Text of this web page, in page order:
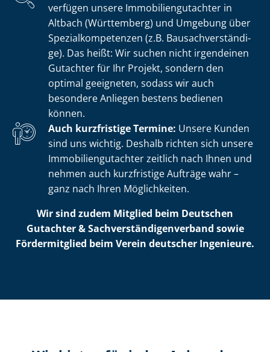
verfügen unsere Im­mo­bi­li­en­gut­ach­ter in
Altbach (Württemberg) und Umgebung über
Spe­zi­al­kom­pe­ten­zen (z.B. Bau­sach­ver­stän­di­
ge). Das heißt: Wir suchen nicht irgendeinen
Gutachter für Ihr Projekt, sondern den
optimal geeigneten, sodass wir auch
besondere Anliegen bestens bedienen
können.
Auch kurzfristige Termine: Unsere Kunden
sind uns wichtig. Deshalb richten sich unsere
Im­mo­bi­li­en­gut­ach­ter zeitlich nach Ihnen und
nehmen auch kurzfristige Aufträge wahr –
ganz nach Ihren Möglichkeiten.
Wir sind zudem Mitglied beim Deutschen
Gutachter & Sach­ver­stän­di­gen­ver­band sowie
Fördermitglied beim Verein deutscher Ingenieure.